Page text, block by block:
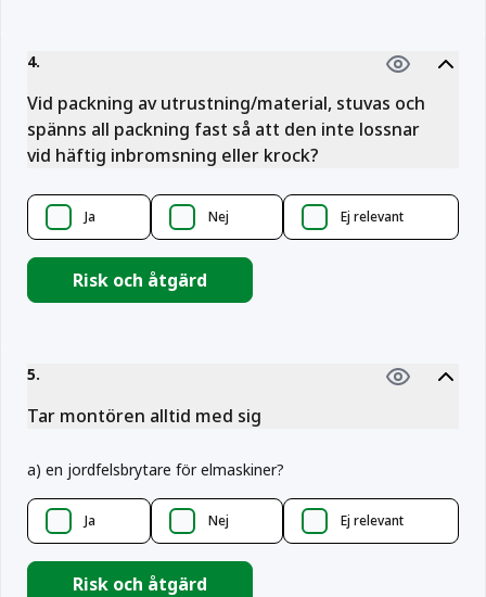
4.
Vid packning av utrustning/material, stuvas och
spänns all packning fast så att den inte lossnar
vid häftig inbromsning eller krock?
Ja Nej Ej relevant
Risk och åtgärd
5.
Tar montören alltid med sig
a) en jordfelsbrytare för elmaskiner?
Ja Nej Ej relevant
Risk och åtgärd